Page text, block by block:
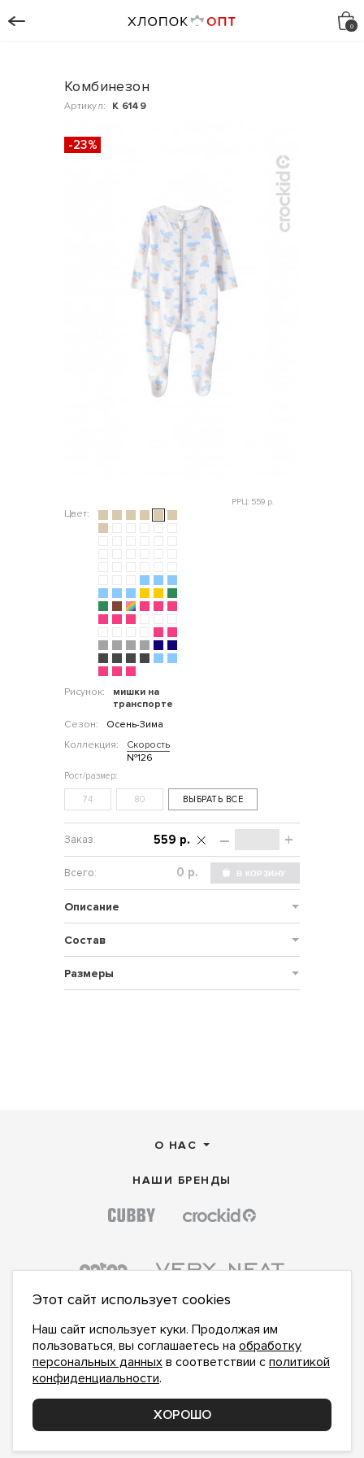
Комбинезон
Артикул: К 6149
-23%
Цвет:
Рисунок:
мишки на
транспорте
Сезон:
Осень-Зима
Коллекция:
Скорость
№126
РРЦ: 559 р.
74 80 ВЫБРАТЬ ВСЕ
– +
559 р.
р.
Описание
Состав
Размеры
О НАС
НАШИ БРЕНДЫ
ПОДПИСАТЬСЯ НА НОВОСТИ:
сполитикой конфиденциальностиознакомлен и
Этот сайт использует cookies
Наш сайт использует куки. Продолжая им
пользоваться, вы соглашаетесь на обработку
персональных данных в соответствии с политикой
конфиденциальности.
ХОРОШО